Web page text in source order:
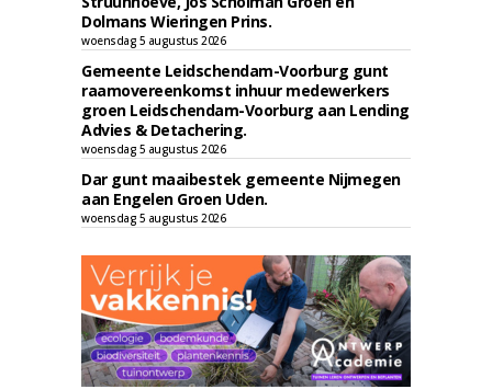
Dolmans Wieringen Prins.
woensdag 5 augustus 2026
Gemeente Leidschendam-Voorburg gunt
raamovereenkomst inhuur medewerkers
groen Leidschendam-Voorburg aan Lending
Advies & Detachering.
woensdag 5 augustus 2026
Dar gunt maaibestek gemeente Nijmegen
aan Engelen Groen Uden.
woensdag 5 augustus 2026